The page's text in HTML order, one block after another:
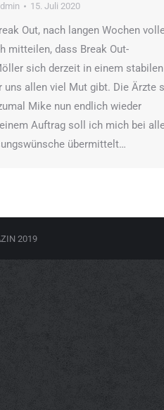
15. Juli 2020
Out, nach langen Wochen
mitteilen, dass Break Out-
sich derzeit in einem stabilen
uns allen viel Mut gibt. Die Ärzte
Mike nun endlich wieder
Auftrag soll ich mich bei
übermittelt…
2019